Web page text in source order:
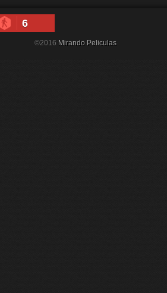
6
©2016 Mirando Peliculas